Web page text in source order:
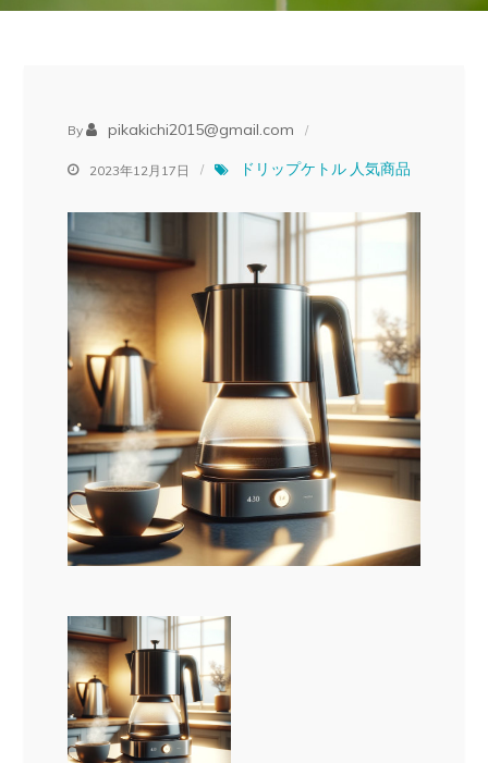
By pikakichi2015@gmail.com
2023年12月17日 ドリップケトル 人気商品